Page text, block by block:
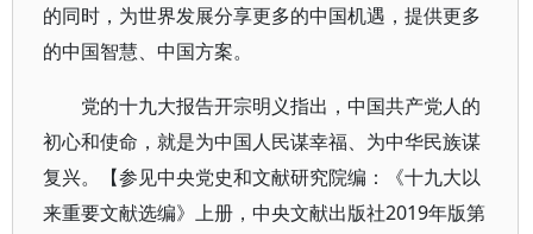
的同时，为世界发展分享更多的中国机遇，提供更多
的中国智慧、中国方案。
党的十九大报告开宗明义指出，中国共产党人的
初心和使命，就是为中国人民谋幸福、为中华民族谋
复兴。【参见中央党史和文献研究院编：《十九大以
来重要文献选编》上册，中央文献出版社2019年版第